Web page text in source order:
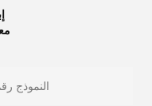
النموذج